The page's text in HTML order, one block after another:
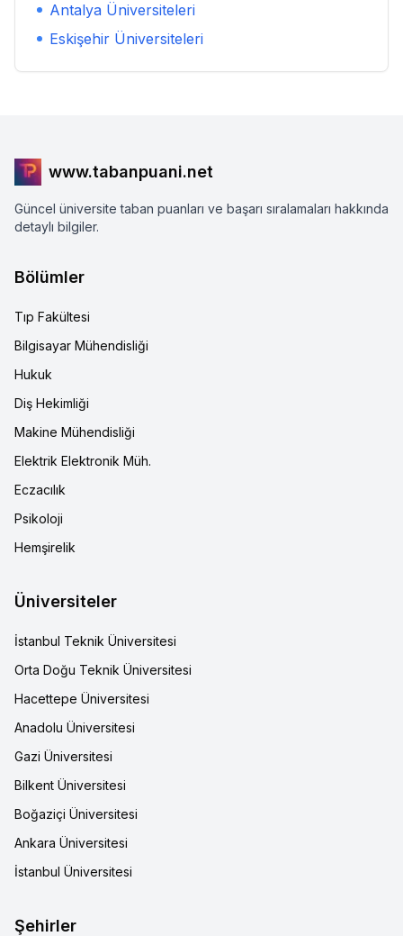
Antalya Üniversiteleri
Eskişehir Üniversiteleri
www.tabanpuani.net
Güncel üniversite taban puanları ve başarı sıralamaları hakkında
detaylı bilgiler.
Bölümler
Tıp Fakültesi
Bilgisayar Mühendisliği
Hukuk
Diş Hekimliği
Makine Mühendisliği
Elektrik Elektronik Müh.
Eczacılık
Psikoloji
Hemşirelik
Üniversiteler
İstanbul Teknik Üniversitesi
Orta Doğu Teknik Üniversitesi
Hacettepe Üniversitesi
Anadolu Üniversitesi
Gazi Üniversitesi
Bilkent Üniversitesi
Boğaziçi Üniversitesi
Ankara Üniversitesi
İstanbul Üniversitesi
Şehirler